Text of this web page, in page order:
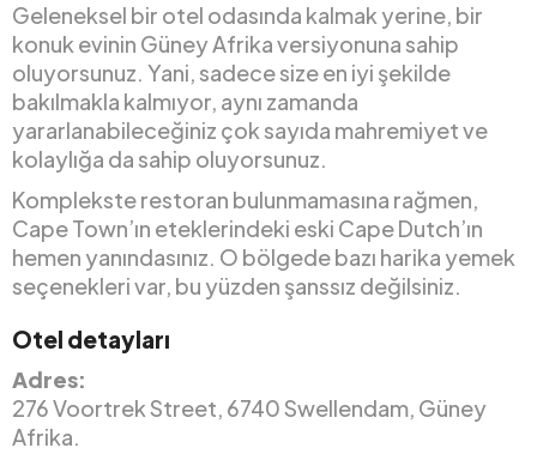
Geleneksel bir otel odasında kalmak yerine, bir
konuk evinin Güney Afrika versiyonuna sahip
oluyorsunuz. Yani, sadece size en iyi şekilde
bakılmakla kalmıyor, aynı zamanda
yararlanabileceğiniz çok sayıda mahremiyet ve
kolaylığa da sahip oluyorsunuz.
Komplekste restoran bulunmamasına rağmen,
Cape Town’ın eteklerindeki eski Cape Dutch’ın
hemen yanındasınız. O bölgede bazı harika yemek
seçenekleri var, bu yüzden şanssız değilsiniz.
Otel detayları
Adres:
276 Voortrek Street, 6740 Swellendam, Güney
Afrika.